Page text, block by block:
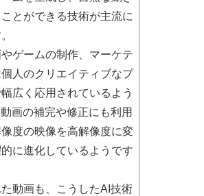
とができる技術が主流に
ゲームの制作、マーケテ
人のクリエイティブなプ
広く応用されているよう
画の補完や修正にも利用
度の映像を高解像度に変
に進化しているようです
動画も、こうしたAI技術